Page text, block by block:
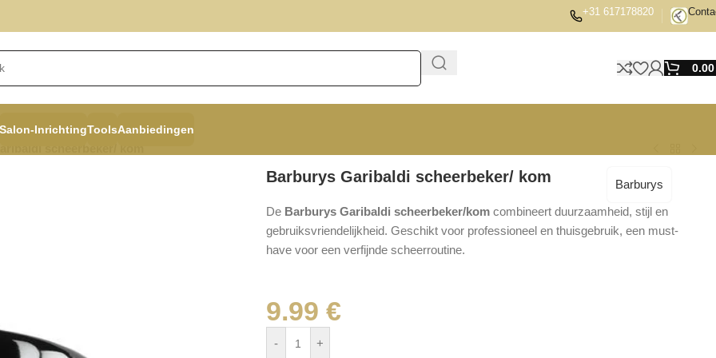
+31 617178820
Salon-InrichtingToolsAanbiedingen
Barburys Garibaldi scheerbeker/ kom
Barburys
De Barburys Garibaldi scheerbeker/kom combineert duurzaamheid, stijl en
gebruiksvriendelijkheid. Geschikt voor professioneel en thuisgebruik, een must-
have voor een verfijnde scheerroutine.
9.99€
- +